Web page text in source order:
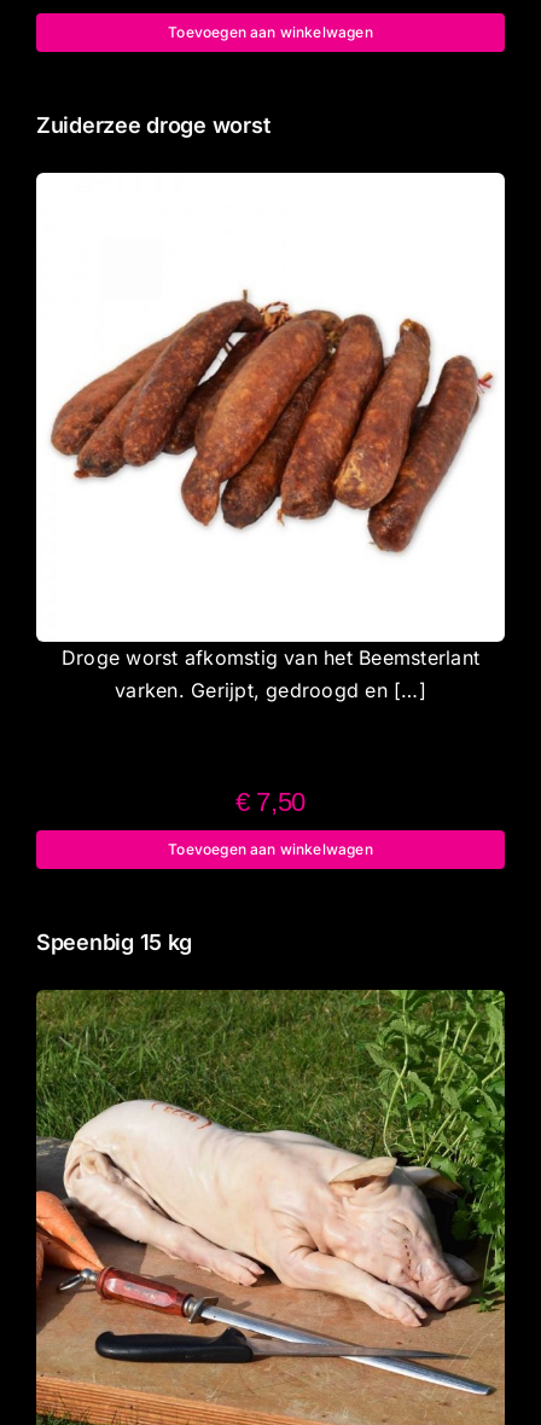
Toevoegen aan winkelwagen
Zuiderzee droge worst
Droge worst afkomstig van het Beemsterlant
varken. Gerijpt, gedroogd en […]
€7,50
Toevoegen aan winkelwagen
Speenbig 15 kg